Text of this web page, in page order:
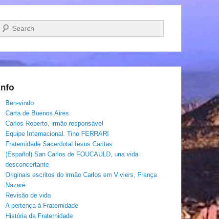
Pesquisar…
Ben-vindo
Carta de Buenos Aires
Carlos Roberto, irmâo responsável
Equipe Internacional. Tino FERRARI
Fraternidade Sacerdotal Iesus Caritas
(Español) San Carlos de FOUCAULD, una vida
desconcertante
Originais escritos do irmão Carlos em Viviers, França
Nazaré
Revisão de vida
A pertença á Fraternidade
História da Fraternidade